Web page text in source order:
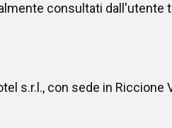
consultati dall'utente
s.r.l., con sede in Riccione